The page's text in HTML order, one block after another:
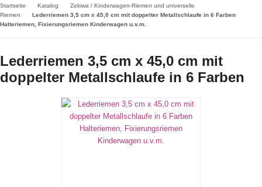
Startseite Katalog
Zekiwa / Kinderwagen-Riemen und universelle
Riemen
Lederriemen 3,5 cm x 45,0 cm mit doppelter Metallschlaufe in 6 Farben
Halteriemen, Fixierungsriemen Kinderwagen u.v.m.
Lederriemen 3,5 cm x 45,0 cm mit
doppelter Metallschlaufe in 6 Farben